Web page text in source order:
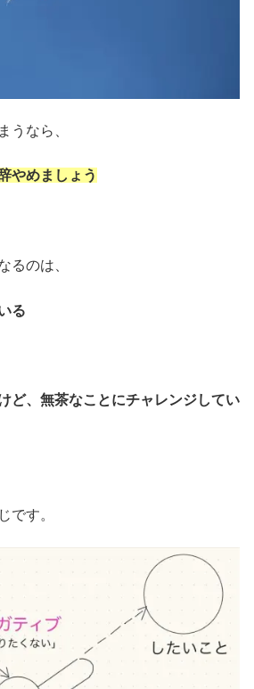
うなら、
やめましょう
るのは、
る
ど、無茶なことにチャレンジしてい
です。